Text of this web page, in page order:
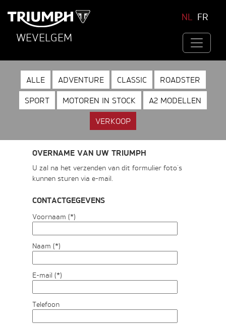
NL FR
WEVELGEM
ALLE ADVENTURE CLASSIC ROADSTER
SPORT MOTOREN IN STOCK A2 MODELLEN
VERKOOP
OVERNAME VAN UW TRIUMPH
U zal na het verzenden van dit formulier foto's
kunnen sturen via e-mail.
CONTACTGEGEVENS
Voornaam (*)
Naam (*)
E-mail (*)
Telefoon